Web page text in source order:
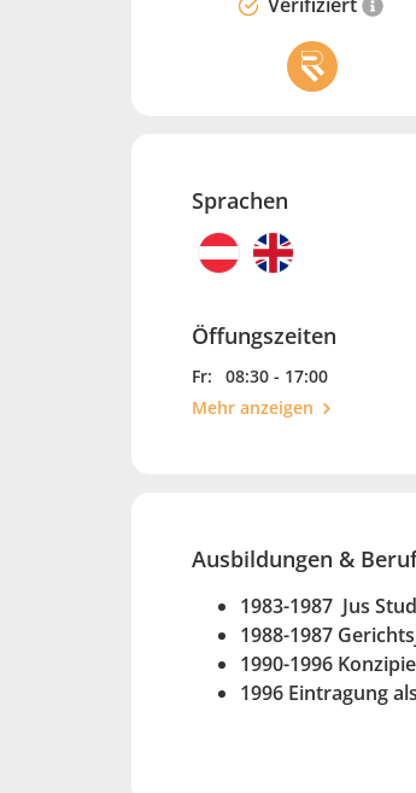
Sprachen
Öffungszeiten
Fr:
08:30 - 17:00
Mehr anzeigen
Ausbildungen &
1983-1987 Jus
1988-1987
1990-1996
1996 Eintragung